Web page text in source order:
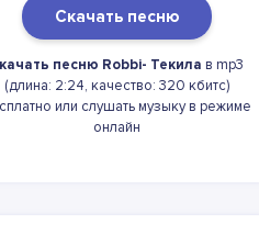
Скачать песню
песню Robbi- Текила в mp3
(длина: 2:24, качество: 320 кбитс)
или слушать музыку в режиме
онлайн